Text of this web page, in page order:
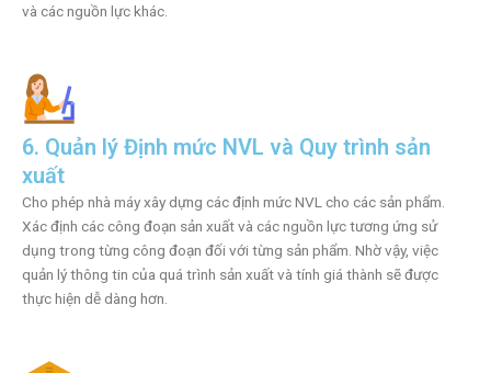
và các nguồn lực khác.
6. Quản lý Định mức NVL và Quy trình sản
xuất
Cho phép nhà máy xây dựng các định mức NVL cho các sản phẩm.
Xác định các công đoạn sản xuất và các nguồn lực tương ứng sử
dụng trong từng công đoạn đối với từng sản phẩm. Nhờ vậy, việc
quản lý thông tin của quá trình sản xuất và tính giá thành sẽ được
thực hiện dễ dàng hơn.